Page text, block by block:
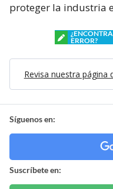
proteger la industria
ERROR?
Revisa nuestra página
Síguenos en:
Suscríbete en: